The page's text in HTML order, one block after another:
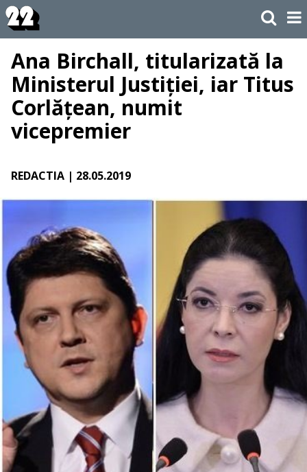
Ana Birchall, titularizată la
Ministerul Justiției, iar Titus
Corlățean, numit
vicepremier
REDACTIA | 28.05.2019